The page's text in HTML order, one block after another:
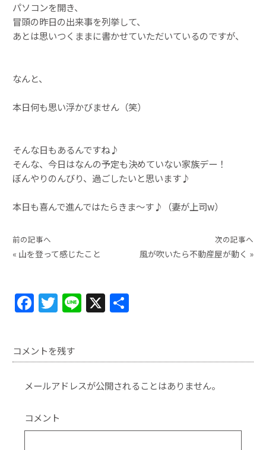
パソコンを開き、
冒頭の昨日の出来事を列挙して、
あとは思いつくままに書かせていただいているのですが、
なんと、
本日何も思い浮かびません（笑）
そんな日もあるんですね♪
そんな、今日はなんの予定も決めていない家族デー！
ぼんやりのんびり、過ごしたいと思います♪
本日も喜んで進んではたらきま〜す♪（妻が上司w）
前の記事へ
« 山を登って感じたこと
次の記事へ
風が吹いたら不動産屋が動く »
F
a
c
e
b
o
o
k
T
w
itt
er
Li
n
X
コメントを残す
メールアドレスが公開されることはありません。
コメント